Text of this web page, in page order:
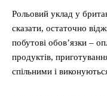
Рольовий уклад у
сказати, остаточно
побутові обов’язки –
продуктів,
спільними і